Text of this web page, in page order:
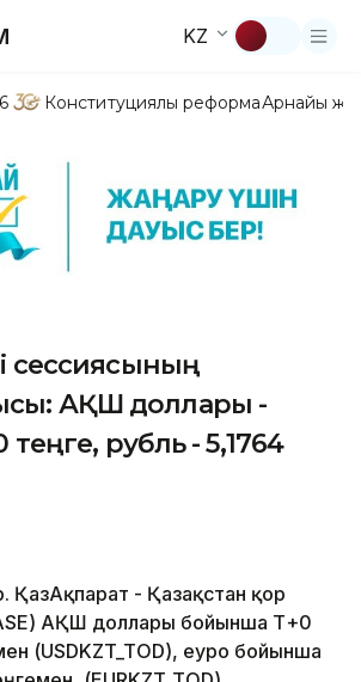
KZ
Конституциялық реформаАрнайы
сессиясының
АҚШ доллары -
теңге, рубль - 5,1764
ҚазАқпарат - Қазақстан қор
АҚШ доллары бойынша Т+0
(USDKZT_TOD), еуро бойынша